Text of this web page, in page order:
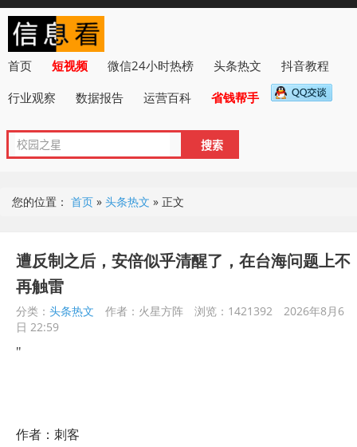
首页 短视频 微信24小时热榜 头条热文
抖音教程
行业观察
数据报告 运营百科 省钱帮手
您的位置： 首页 » 头条热文 » 正文
遭反制之后，安倍似乎清醒了，在台海问题上不
再触雷
分类： 头条热文 作者：火星方阵 浏览：1421392
2026年8月6
日 22:59
"
作者：刺客